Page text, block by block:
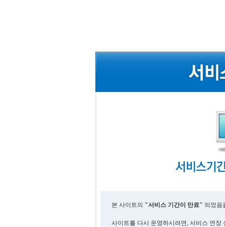
본 사이트의 "서비스 기간이 만료" 되었음
사이트를 다시 운영하시려면, 서비스 연장